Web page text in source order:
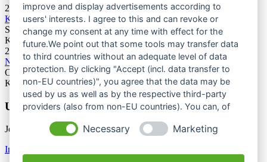
28.11.2026
Kletterforum 2026
Stuttgart
Kategorie: Tagung
25.06.2027
Naturschutztagung 2027
Oberes Donautal, Beuron
Kategorie: Tagung
Unsere Newsletter
Jetzt unsere Newsletter entdecken
Infos & Anmeldung
improve and display advertisements according to
users' interests. I agree to this and can revoke or
change my consent at any time with effect for the
future.We point out that some tools may transfer data
to third countries without an adequate level of data
protection. By clicking "Accept (incl. data transfer to
non-EU countries)", you agree that the data may be
used by us as well as by the respective third-party
providers (also from non-EU countries). You can, of
Necessary Marketing